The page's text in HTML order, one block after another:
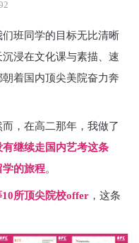
班同学的目标无比清晰
浸在文化课与素描、速
着国内顶尖美院奋力奔
，在高二那年，我做了
有继续走国内艺考这条
学的旅程。
所顶尖院校offer ，这条